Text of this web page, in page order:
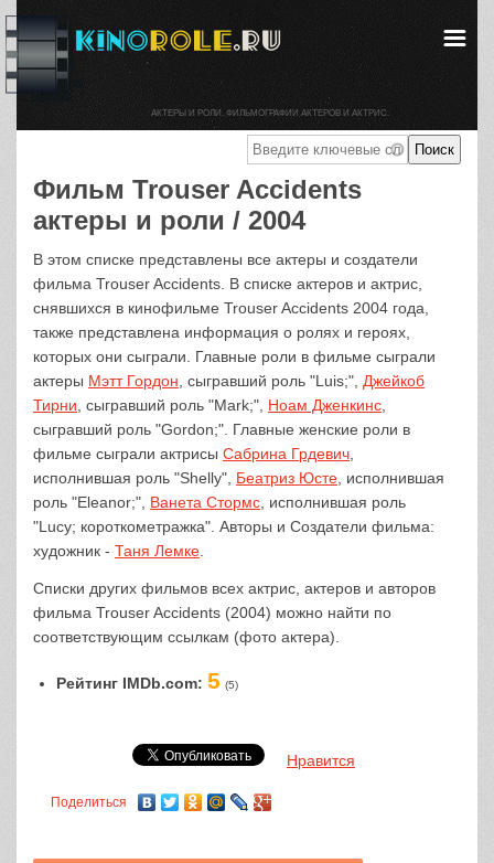
Фильм Trouser Accidents
актеры и роли / 2004
В этом списке представлены все актеры и создатели
фильма Trouser Accidents. В списке актеров и актрис,
снявшихся в кинофильме Trouser Accidents 2004 года,
также представлена информация о ролях и героях,
которых они сыграли. Главные роли в фильме сыграли
актеры Мэтт Гордон , сыгравший роль "Luis;", Джейкоб
Тирни , сыгравший роль "Mark;", Ноам Дженкинс
сыгравший роль "Gordon;". Главные женские роли в
фильме сыграли актрисы Сабрина Грдевич
исполнившая роль "Shelly", Беатриз Юсте , исполнившая
роль "Eleanor;", Ванета Стормс , исполнившая роль
"Lucy; короткометражка". Авторы и Создатели фильма:
художник - Таня Лемке
Списки других фильмов всех актрис, актеров и авторов
фильма Trouser Accidents (2004) можно найти по
соответствующим ссылкам (фото актера).
Рейтинг IMDb.com: 5 (5)
Нравится
Поделиться
АКТЕРЫ И РОЛИ. ФИЛЬМОГРАФИИ АКТЕРОВ И АКТРИС.